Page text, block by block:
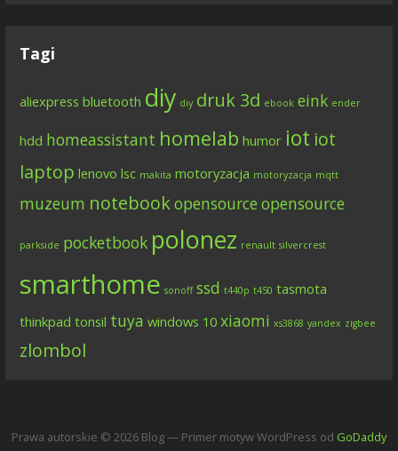
Tagi
aliexpress bluetooth diy diy druk 3d ebook eink ender
hdd homeassistant homelab humor iot iot
laptop lenovo lsc makita motoryzacja motoryzacja mqtt
muzeum notebookopensource opensource
parkside pocketbook polonez renault silvercrest
smarthome sonoff ssd t440p t450 tasmota
thinkpad tonsil tuya windows 10 xiaomi xs3868 yandex zigbee
zlombol
Prawa autorskie © 2026 Blog — Primer motyw WordPress od GoDaddy